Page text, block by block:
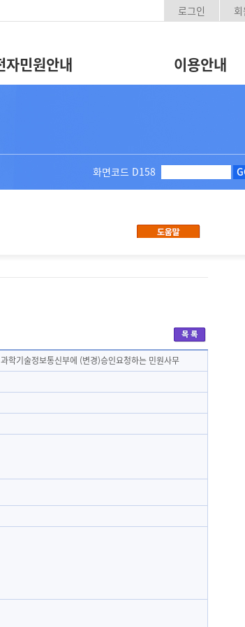
로그인
자민원안내 이용안내
화면코드 D158
학기술정보통신부에 (변경)승인요청하는 민원사무